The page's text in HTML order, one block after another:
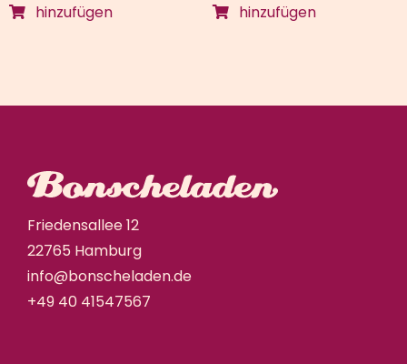
hinzufügen
hinzufügen
Friedensallee 12
22765 Hamburg
info@bonscheladen.de
+49 40 41547567